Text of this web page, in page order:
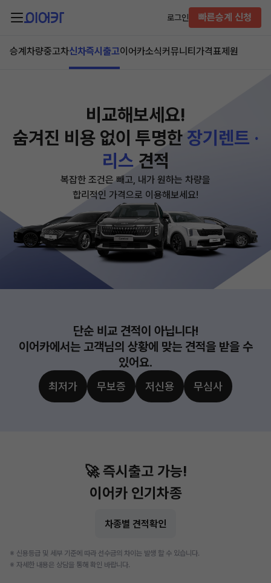
로그인 빠른승계 신청
승계차량중고차신차즉시출고이어카소식커뮤니티 가격표제원
비교해보세요!
숨겨진 비용 없이 투명한장기렌트 ·
리스 견적
복잡한 조건은 빼고, 내가 원하는 차량을
합리적인 가격으로 이용해보세요!
단순 비교 견적이 아닙니다!
이어카에서는 고객님의 상황에 맞는 견적을 받을 수
있어요.
최저가 무보증 저신용 무심사
🚀 즉시출고 가능!
이어카 인기차종
차종별 견적확인
※ 신용등급 및 세부 기준에 따라 선수금의 차이는 발생 할 수 있습니다.
※ 자세한 내용은 상담을 통해 확인 바랍니다.